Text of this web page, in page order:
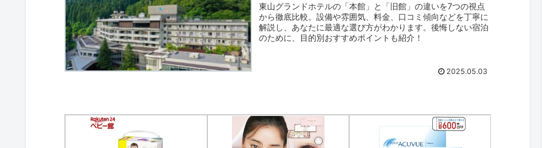
東山グランドホテルの「本館」と「旧館」の違いを7つの視点
から徹底比較。設備や雰囲気、料金、口コミ傾向などを丁寧に
解説し、あなたに最適な選び方がわかります。後悔しない宿泊
のために、目的別おすすめポイントも紹介！
2025.05.03